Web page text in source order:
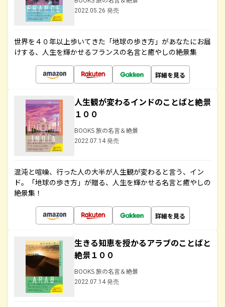
2022.05.26 発売
世界を４０年以上歩いてきた「地球の歩き方」があなたにお届
けする、人生を輝かせるフランスの名言と癒やしの絶景集
詳細を見る
人生観が変わるインドのことばと絶景
１００
BOOKS 旅の名言＆絶景
2022.07.14 発売
混沌と喧噪、行った人の大半が人生観が変わると言う、イン
ド。「地球の歩き方」が贈る、人生を輝かせる名言と癒やしの
絶景集！
詳細を見る
生きる知恵を授かるアラブのことばと
絶景１００
BOOKS 旅の名言＆絶景
2022.07.14 発売